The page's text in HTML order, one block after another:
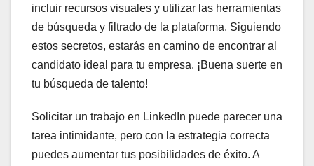
incluir recursos visuales y utilizar las herramientas
de búsqueda y filtrado de la plataforma. Siguiendo
estos secretos, estarás en camino de encontrar al
candidato ideal para tu empresa. ¡Buena suerte en
tu búsqueda de talento!
Solicitar un trabajo en LinkedIn puede parecer una
tarea intimidante, pero con la estrategia correcta
puedes aumentar tus posibilidades de éxito. A